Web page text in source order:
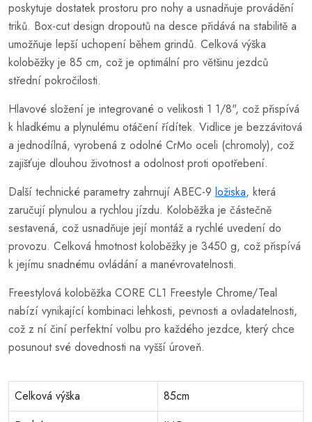
poskytuje dostatek prostoru pro nohy a usnadňuje provádění
triků. Box-cut design dropoutů na desce přidává na stabilitě a
umožňuje lepší uchopení během grindů. Celková výška
koloběžky je 85 cm, což je optimální pro většinu jezdců
střední pokročilosti.
Hlavové složení je integrované o velikosti 1 1/8", což přispívá
k hladkému a plynulému otáčení řídítek. Vidlice je bezzávitová
a jednodílná, vyrobená z odolné CrMo oceli (chromoly), což
zajišťuje dlouhou životnost a odolnost proti opotřebení.
Další technické parametry zahrnují ABEC-9 ložiska, která
zaručují plynulou a rychlou jízdu. Koloběžka je částečně
sestavená, což usnadňuje její montáž a rychlé uvedení do
provozu. Celková hmotnost koloběžky je 3450 g, což přispívá
k jejímu snadnému ovládání a manévrovatelnosti.
Freestylová koloběžka CORE CL1 Freestyle Chrome/Teal
nabízí vynikající kombinaci lehkosti, pevnosti a ovladatelnosti,
což z ní činí perfektní volbu pro každého jezdce, který chce
posunout své dovednosti na vyšší úroveň.
Celková výška
85cm